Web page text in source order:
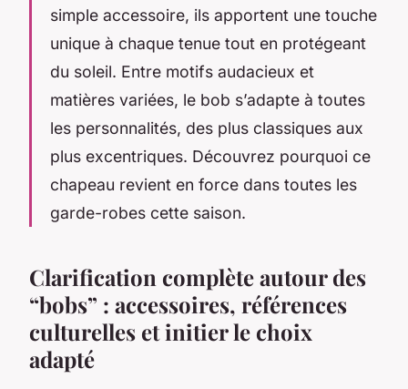
simple accessoire, ils apportent une touche
unique à chaque tenue tout en protégeant
du soleil. Entre motifs audacieux et
matières variées, le bob s’adapte à toutes
les personnalités, des plus classiques aux
plus excentriques. Découvrez pourquoi ce
chapeau revient en force dans toutes les
garde-robes cette saison.
Clarification complète autour des
“bobs” : accessoires, références
culturelles et initier le choix
adapté